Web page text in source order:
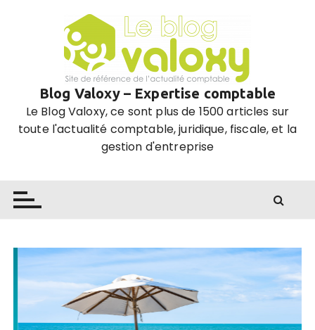
Blog Valoxy – Expertise comptable
Le Blog Valoxy, ce sont plus de 1500 articles sur
toute l'actualité comptable, juridique, fiscale, et la
gestion d'entreprise